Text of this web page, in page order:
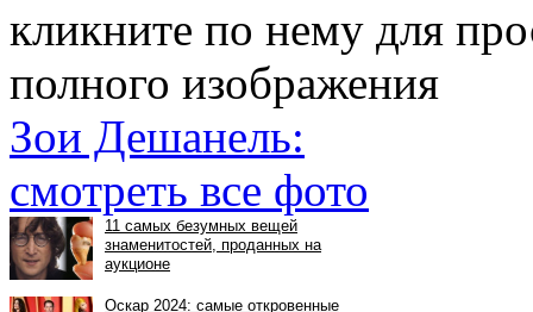
кликните по нему для
полного изображения
Зои Дешанель:
смотреть все фото